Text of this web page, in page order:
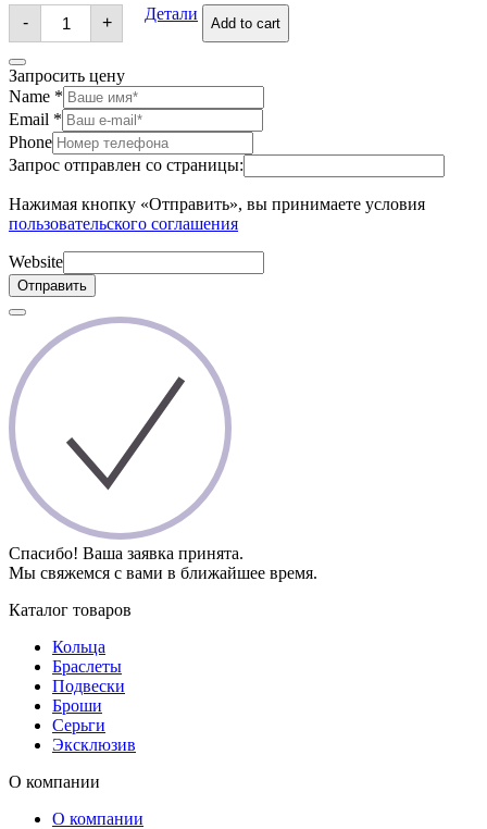
-
Брошь
quantity
+ Детали
Add to cart
Запросить цену
Name *
Email *
Phone
Запрос отправлен со страницы:
Нажимая кнопку «Отправить», вы принимаете условия
пользовательского соглашения
Website
Отправить
Спасибо! Ваша заявка принята.
Мы свяжемся с вами в ближайшее время.
Каталог товаров
Кольца
Браслеты
Подвески
Броши
Серьги
Эксклюзив
О компании
О компании